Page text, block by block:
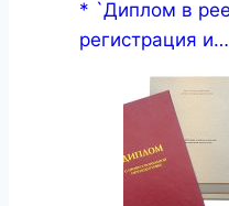
* `Диплом в
регистрация и…